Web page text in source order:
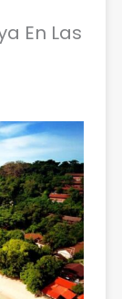
En Las